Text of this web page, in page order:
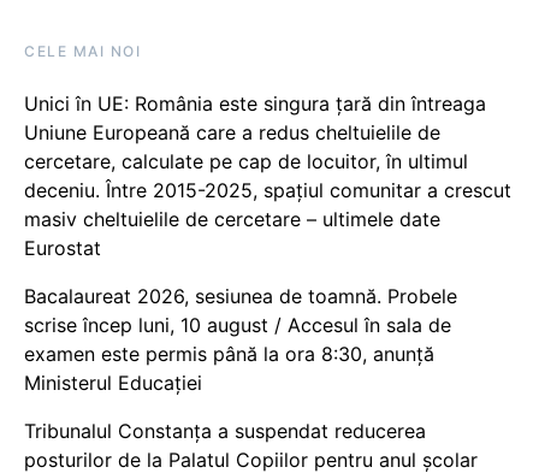
CELE MAI NOI
Unici în UE: România este singura țară din întreaga
Uniune Europeană care a redus cheltuielile de
cercetare, calculate pe cap de locuitor, în ultimul
deceniu. Între 2015-2025, spațiul comunitar a crescut
masiv cheltuielile de cercetare – ultimele date
Eurostat
Bacalaureat 2026, sesiunea de toamnă. Probele
scrise încep luni, 10 august / Accesul în sala de
examen este permis până la ora 8:30, anunță
Ministerul Educației
Tribunalul Constanța a suspendat reducerea
posturilor de la Palatul Copiilor pentru anul școlar